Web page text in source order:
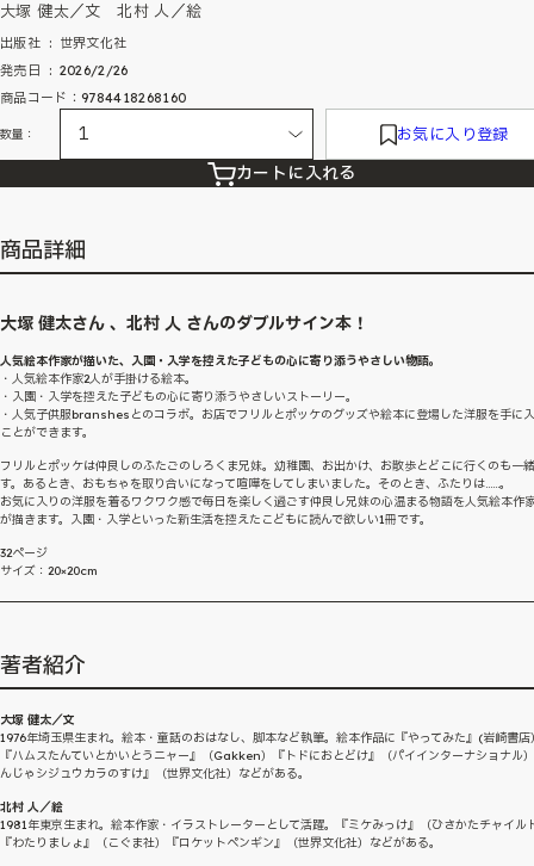
大塚 健太／文 北村 人／絵
出版社 ‏ : ‎ 世界文化社
発売日 ‏ : ‎ 2026/2/26
商品コード：9784418268160
数量： お気に入り登録
カートに入れる
商品詳細
大塚 健太さん 、北村 人 さんのダブルサイン本！
人気絵本作家が描いた、入園・入学を控えた子どもの心に寄り添うやさしい物語。
・人気絵本作家2人が手掛ける絵本。
・入園・入学を控えた子どもの心に寄り添うやさしいストーリー。
・人気子供服branshesとのコラボ。お店でフリルとポッケのグッズや絵本に登場した洋服を手に
ことができます。
フリルとポッケは仲良しのふたごのしろくま兄妹。幼稚園、お出かけ、お散歩とどこに行くのも一
す。あるとき、おもちゃを取り合いになって喧嘩をしてしまいました。そのとき、ふたりは……。
お気に入りの洋服を着るワクワク感で毎日を楽しく過ごす仲良し兄妹の心温まる物語を人気絵本作
が描きます。入園・入学といった新生活を控えたこどもに読んで欲しい1冊です。
32ページ
サイズ：20×20cm
著者紹介
大塚 健太／文
1976年埼玉県生まれ。絵本・童話のおはなし、脚本など執筆。絵本作品に『やってみた』(岩崎書店
『ハムスたんていとかいとうニャー』（Gakken）『トドにおとどけ』（パイインターナショナル
んじゃシジュウカラのすけ』（世界文化社）などがある。
北村 人／絵
1981年東京生まれ。絵本作家・イラストレーターとして活躍。『ミケみっけ』（ひさかたチャイル
『わたりましょ』（こぐま社）『ロケットペンギン』（世界文化社）などがある。